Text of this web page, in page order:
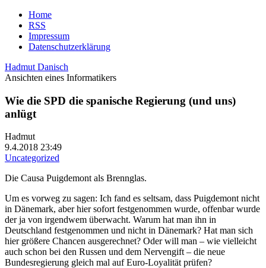
Home
RSS
Impressum
Datenschutzerklärung
Hadmut Danisch
Ansichten eines Informatikers
Wie die SPD die spanische Regierung (und uns)
anlügt
Hadmut
9.4.2018 23:49
Uncategorized
Die Causa Puigdemont als Brennglas.
Um es vorweg zu sagen: Ich fand es seltsam, dass Puigdemont nicht
in Dänemark, aber hier sofort festgenommen wurde, offenbar wurde
der ja von irgendwem überwacht. Warum hat man ihn in
Deutschland festgenommen und nicht in Dänemark? Hat man sich
hier größere Chancen ausgerechnet? Oder will man – wie vielleicht
auch schon bei den Russen und dem Nervengift – die neue
Bundesregierung gleich mal auf Euro-Loyalität prüfen?